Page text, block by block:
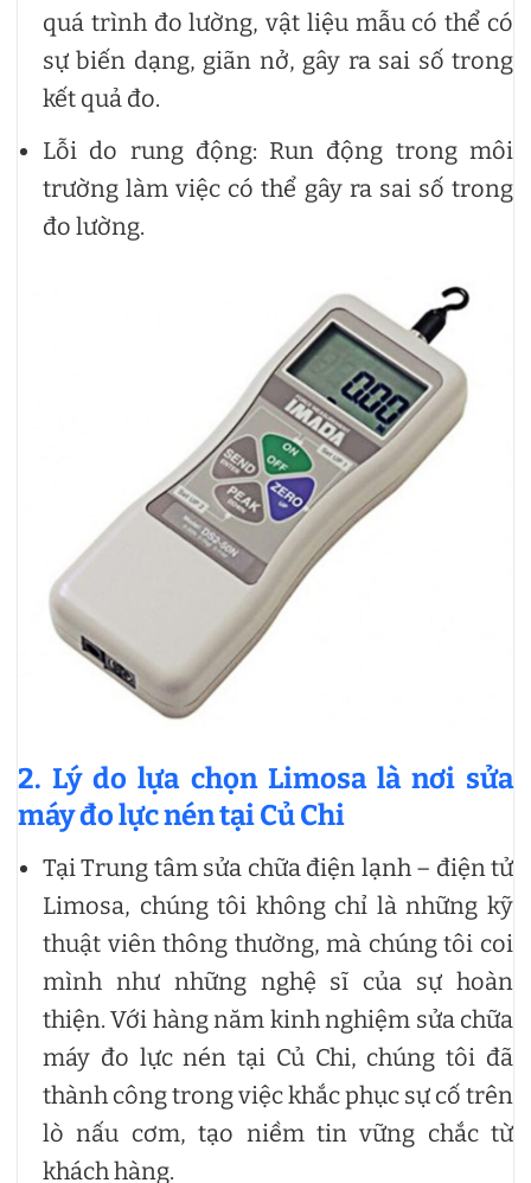
quá trình đo lường, vật liệu mẫu có thể có
sự biến dạng, giãn nở, gây ra sai số trong
kết quả đo.
Lỗi do rung động: Run động trong môi
trường làm việc có thể gây ra sai số trong
đo lường.
2. Lý do lựa chọn Limosa là nơi sửa
máy đo lực nén tại Củ Chi
Tại Trung tâm sửa chữa điện lạnh – điện tử
Limosa, chúng tôi không chỉ là những kỹ
thuật viên thông thường, mà chúng tôi coi
mình như những nghệ sĩ của sự hoàn
thiện. Với hàng năm kinh nghiệm sửa chữa
máy đo lực nén tại Củ Chi, chúng tôi đã
thành công trong việc khắc phục sự cố trên
lò nấu cơm, tạo niềm tin vững chắc từ
khách hàng.